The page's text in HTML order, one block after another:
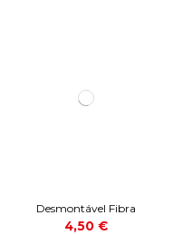
Desmontável Fibra
4,50 €